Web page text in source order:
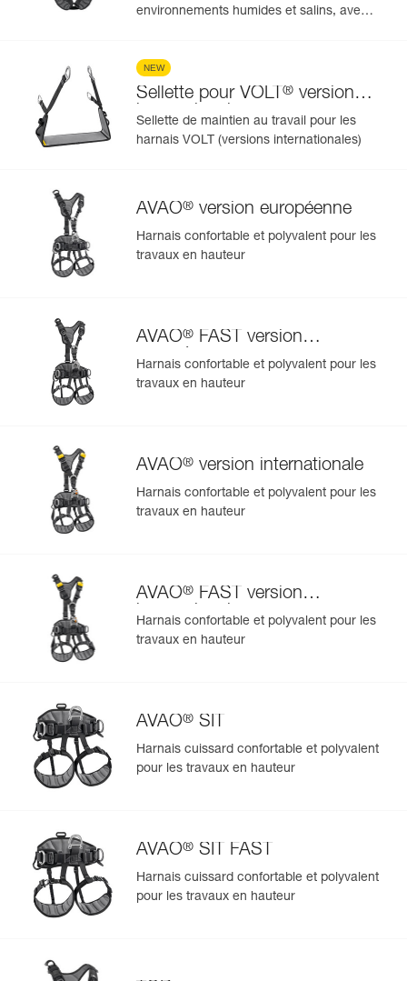
environnements humides et salins, avec
NEW
Sellette pour VOLT ® version
internationale
Sellette de maintien au travail pour les
harnais VOLT (versions internationales)
AVAO® version européenne
Harnais confortable et polyvalent pour les
travaux en hauteur
AVAO® FAST version
européenne
Harnais confortable et polyvalent pour les
travaux en hauteur
AVAO® version internationale
Harnais confortable et polyvalent pour les
travaux en hauteur
AVAO® FAST version
internationale
Harnais confortable et polyvalent pour les
travaux en hauteur
AVAO® SIT
Harnais cuissard confortable et polyvalent
pour les travaux en hauteur
AVAO® SIT FAST
Harnais cuissard confortable et polyvalent
pour les travaux en hauteur